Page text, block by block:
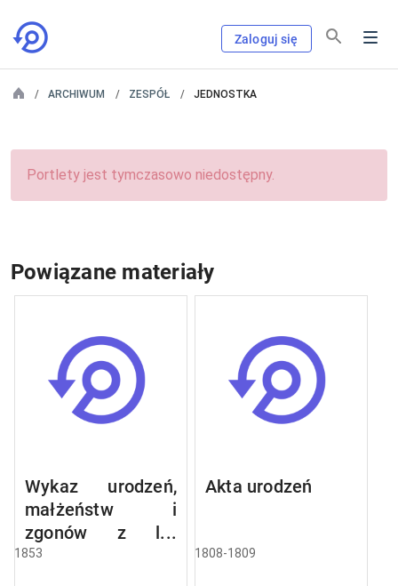
Zaloguj się
ARCHIWUM ZESPÓŁ JEDNOSTKA
Portlety jest tymczasowo niedostępny.
Powiązane materiały
Wykaz urodzeń,
małżeństw i
zgonów z lat
1716-1808
1853
Akta urodzeń
1808-1809